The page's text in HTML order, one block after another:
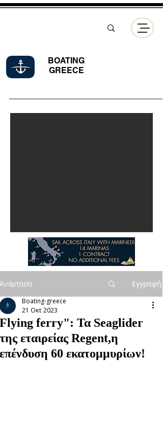
BOATING
GREECE
Ανάρτηση Εγγραφή
Flying ferry": Τα Seaglider
της εταιρείας Regent,η
επένδυση 60 εκατομμυρίων!
Boating-greece
21 Οκτ 2023